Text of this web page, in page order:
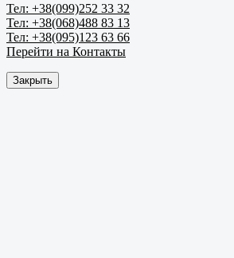
Тел: +38(099)252 33 32
Тел: +38(068)488 83 13
Тел: +38(095)123 63 66
Перейти на Контакты
Закрыть